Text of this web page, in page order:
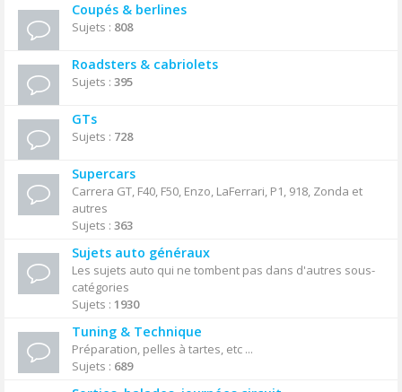
Coupés & berlines
Sujets : 808
Roadsters & cabriolets
Sujets : 395
GTs
Sujets : 728
Supercars
Carrera GT, F40, F50, Enzo, LaFerrari, P1, 918, Zonda et
autres
Sujets : 363
Sujets auto généraux
Les sujets auto qui ne tombent pas dans d'autres sous-
catégories
Sujets : 1930
Tuning & Technique
Préparation, pelles à tartes, etc ...
Sujets : 689